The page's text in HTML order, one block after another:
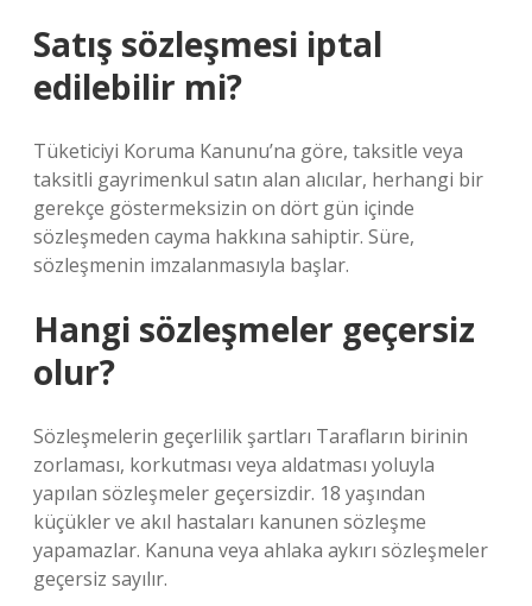
Satış sözleşmesi iptal
edilebilir mi?
Tüketiciyi Koruma Kanunu’na göre, taksitle veya
taksitli gayrimenkul satın alan alıcılar, herhangi bir
gerekçe göstermeksizin on dört gün içinde
sözleşmeden cayma hakkına sahiptir. Süre,
sözleşmenin imzalanmasıyla başlar.
Hangi sözleşmeler geçersiz
olur?
Sözleşmelerin geçerlilik şartları Tarafların birinin
zorlaması, korkutması veya aldatması yoluyla
yapılan sözleşmeler geçersizdir. 18 yaşından
küçükler ve akıl hastaları kanunen sözleşme
yapamazlar. Kanuna veya ahlaka aykırı sözleşmeler
geçersiz sayılır.